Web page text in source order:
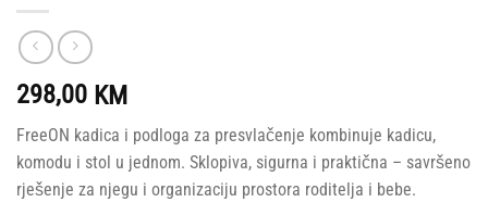
298,00 KM
FreeON kadica i podloga za presvlačenje kombinuje kadicu,
komodu i stol u jednom. Sklopiva, sigurna i praktična – savršeno
rješenje za njegu i organizaciju prostora roditelja i bebe.